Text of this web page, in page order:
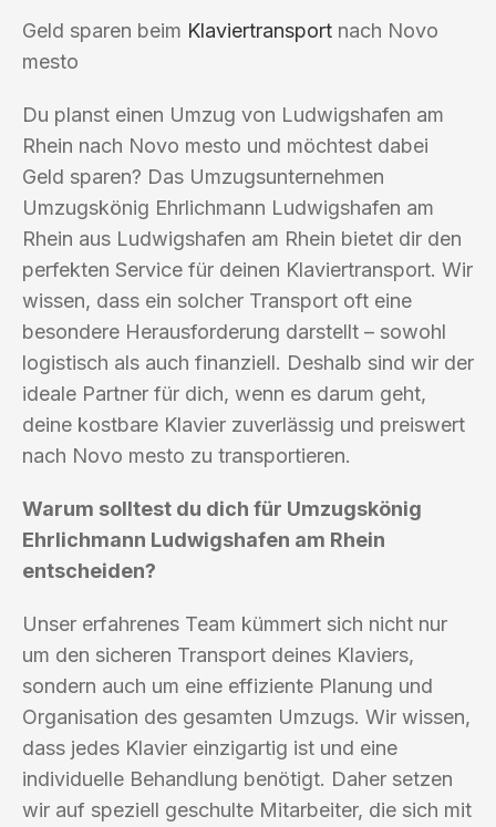
Geld sparen beim Klaviertransport nach Novo
mesto
Du planst einen Umzug von Ludwigshafen am
Rhein nach Novo mesto und möchtest dabei
Geld sparen? Das Umzugsunternehmen
Umzugskönig Ehrlichmann Ludwigshafen am
Rhein aus Ludwigshafen am Rhein bietet dir den
perfekten Service für deinen Klaviertransport. Wir
wissen, dass ein solcher Transport oft eine
besondere Herausforderung darstellt – sowohl
logistisch als auch finanziell. Deshalb sind wir der
ideale Partner für dich, wenn es darum geht,
deine kostbare Klavier zuverlässig und preiswert
nach Novo mesto zu transportieren.
Warum solltest du dich für Umzugskönig
Ehrlichmann Ludwigshafen am Rhein
entscheiden?
Unser erfahrenes Team kümmert sich nicht nur
um den sicheren Transport deines Klaviers,
sondern auch um eine effiziente Planung und
Organisation des gesamten Umzugs. Wir wissen,
dass jedes Klavier einzigartig ist und eine
individuelle Behandlung benötigt. Daher setzen
wir auf speziell geschulte Mitarbeiter, die sich mit